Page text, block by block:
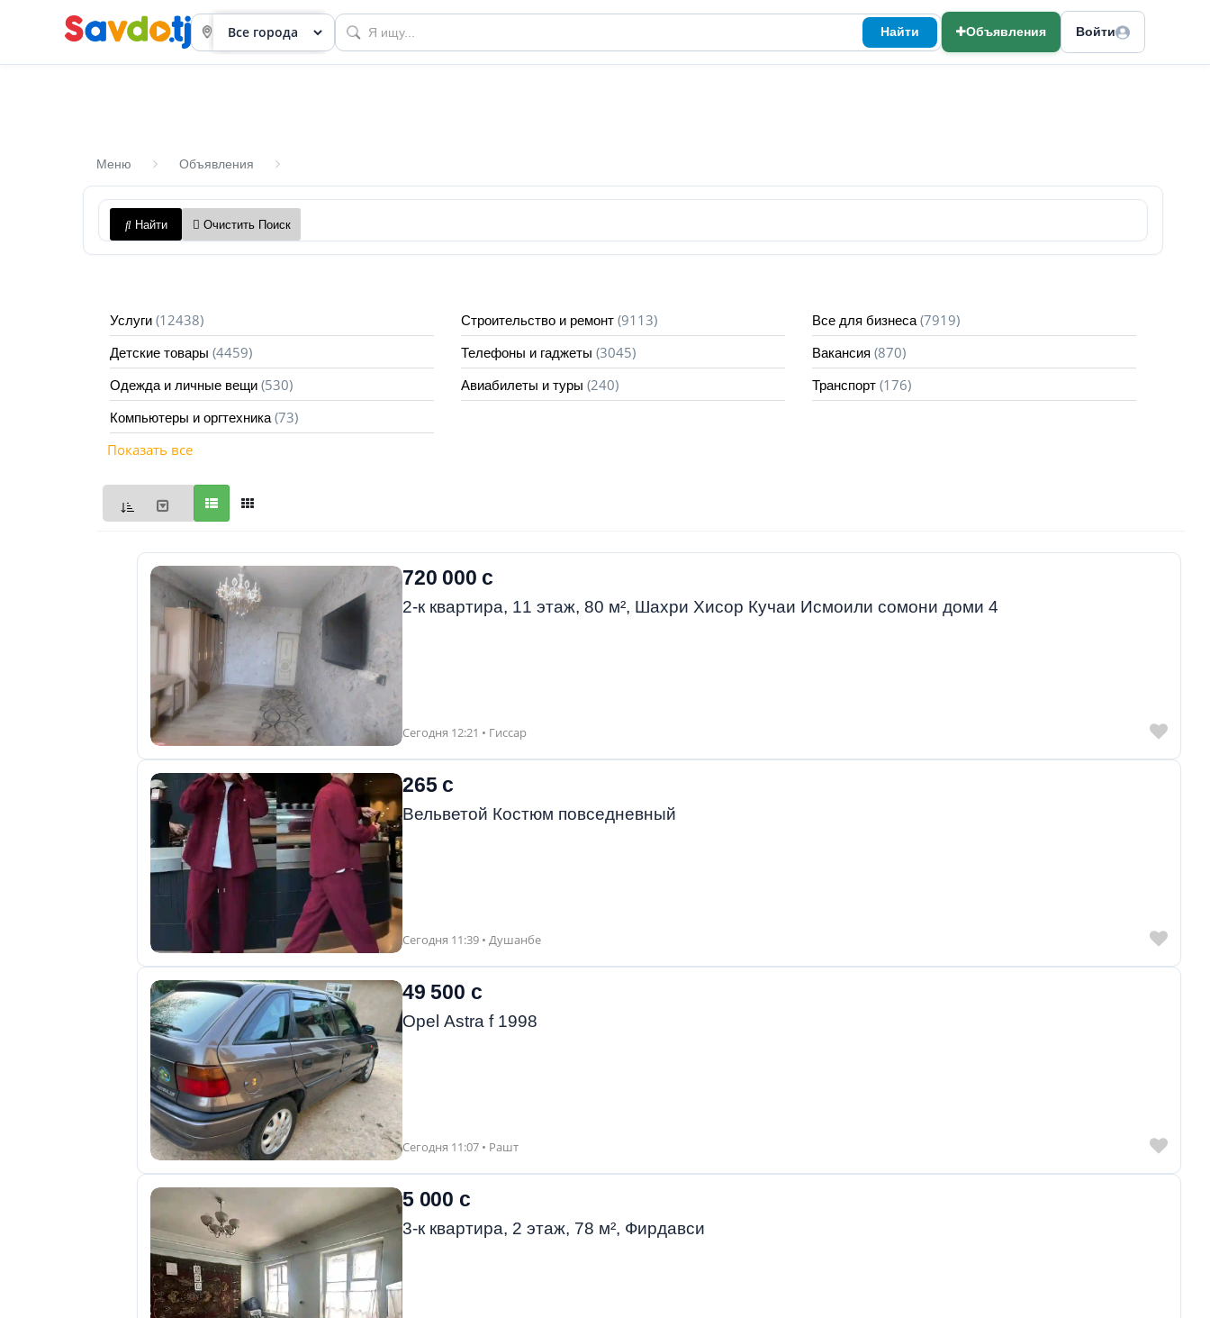
Найти Объявления Войти
приборов
объявления
Меню Объявления
Найти Очистить Поиск
Услуги (12438) Строительство и ремонт (9113) Все для бизнеса (7919)
Детские товары (4459) Телефоны и гаджеты (3045) Вакансия (870)
Одежда и личные вещи (530) Авиабилеты и туры (240) Транспорт (176)
Компьютеры и оргтехника (73)
Показать все
720 000 с
2-к квартира, 11 этаж, 80 м², Шахри Хисор Кучаи Исмоили сомони доми 4
Сегодня 12:21 • Гиссар
265 с
Вельветой Костюм повседневный
Сегодня 11:39 • Душанбе
49 500 с
Opel Astra f 1998
Сегодня 11:07 • Рашт
5 000 с
3-к квартира, 2 этаж, 78 м², Фирдавси